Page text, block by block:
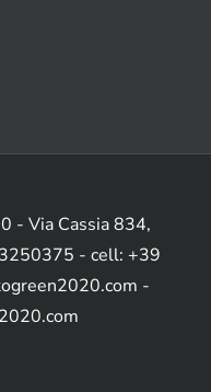
- Via Cassia 834,
- cell: +39
-